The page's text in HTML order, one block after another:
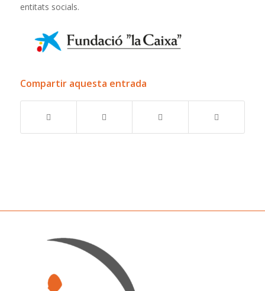
entitats socials.
Compartir aquesta entrada